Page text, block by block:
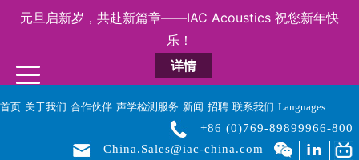
元旦启新岁，共赴新篇章——IAC Acoustics 祝您新年快
乐！
详情
首页 关于我们 合作伙伴 声学检测服务 新闻 招聘 联系我们 Languages
+86 (0)769-89899966-800
China.Sales@iac-china.com